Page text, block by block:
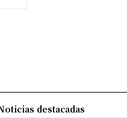
destacadas